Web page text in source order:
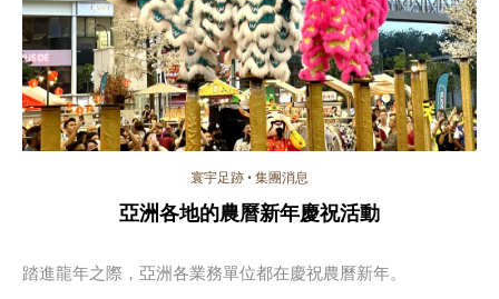
寰宇足跡 • 集團消息
亞洲各地的農曆新年慶祝活動
踏進龍年之際，亞洲各業務單位都在慶祝農曆新年。